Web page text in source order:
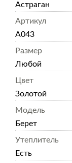
Астраган
Артикул
А043
Размер
Любой
Цвет
Золотой
Модель
Берет
Утеплитель
Есть